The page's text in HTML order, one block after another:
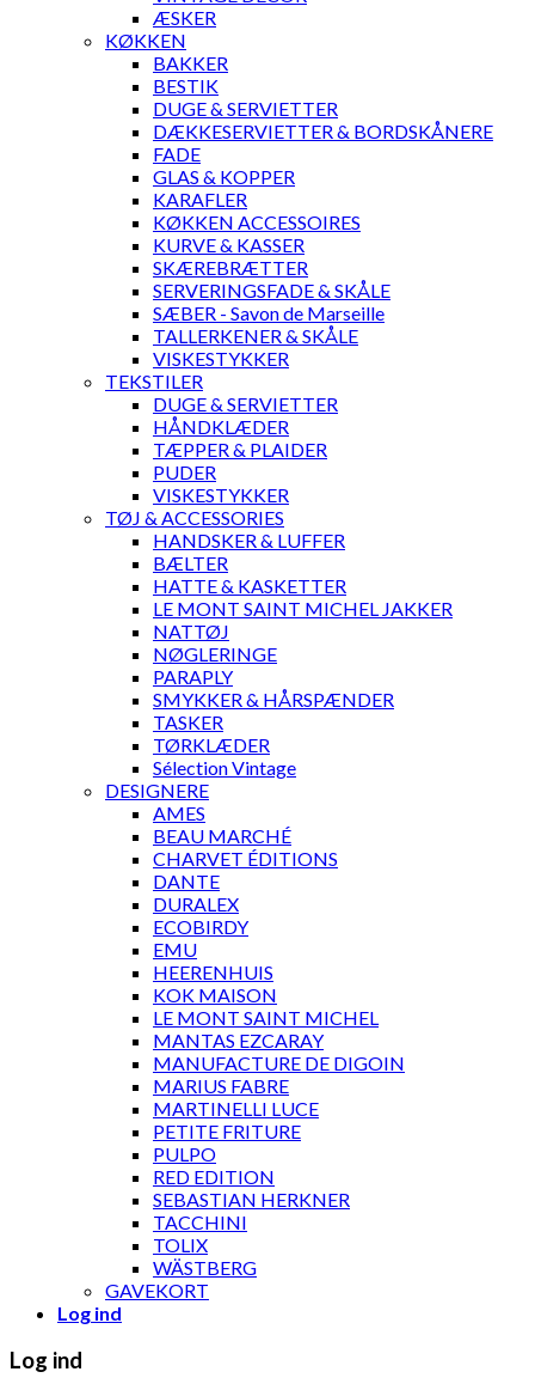
ÆSKER
KØKKEN
BAKKER
BESTIK
DUGE & SERVIETTER
DÆKKESERVIETTER & BORDSKÅNERE
FADE
GLAS & KOPPER
KARAFLER
KØKKEN ACCESSOIRES
KURVE & KASSER
SKÆREBRÆTTER
SERVERINGSFADE & SKÅLE
SÆBER - Savon de Marseille
TALLERKENER & SKÅLE
VISKESTYKKER
TEKSTILER
DUGE & SERVIETTER
HÅNDKLÆDER
TÆPPER & PLAIDER
PUDER
VISKESTYKKER
TØJ & ACCESSORIES
HANDSKER & LUFFER
BÆLTER
HATTE & KASKETTER
LE MONT SAINT MICHEL JAKKER
NATTØJ
NØGLERINGE
PARAPLY
SMYKKER & HÅRSPÆNDER
TASKER
TØRKLÆDER
Sélection Vintage
DESIGNERE
AMES
BEAU MARCHÉ
CHARVET ÉDITIONS
DANTE
DURALEX
ECOBIRDY
EMU
HEERENHUIS
KOK MAISON
LE MONT SAINT MICHEL
MANTAS EZCARAY
MANUFACTURE DE DIGOIN
MARIUS FABRE
MARTINELLI LUCE
PETITE FRITURE
PULPO
RED EDITION
SEBASTIAN HERKNER
TACCHINI
TOLIX
WÄSTBERG
GAVEKORT
Log ind
Log ind